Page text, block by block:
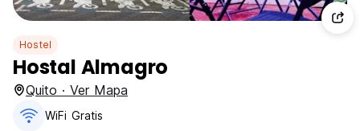
Hostel
Hostal Almagro
Quito · Ver Mapa
WiFi Gratis